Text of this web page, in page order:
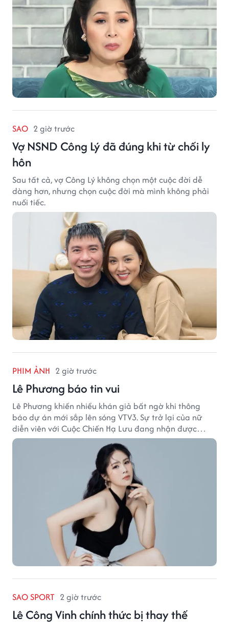
SAO 2 giờ trước
Vợ NSND Công Lý đã đúng khi từ chối ly
hôn
Sau tất cả, vợ Công Lý không chọn một cuộc đời dễ
dàng hơn, nhưng chọn cuộc đời mà mình không phải
nuối tiếc.
PHIM ẢNH 2 giờ trước
Lê Phương báo tin vui
Lê Phương khiến nhiều khán giả bất ngờ khi thông
báo dự án mới sắp lên sóng VTV3. Sự trở lại của nữ
diễn viên với Cuộc Chiến Hạ Lưu đang nhận được
nhiều sự quan tâm.
SAO SPORT 2 giờ trước
Lê Công Vinh chính thức bị thay thế